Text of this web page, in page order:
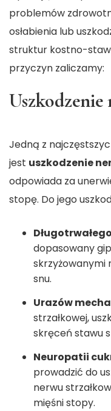
problemów
osłabienia lub
struktur kostno-
przyczyn zaliczamy:
Uszkodzenie
Jedną z
jest uszkodzenie
odpowiada za
stopę. Do jego
dopasowany
skrzyżowanymi
snu.
Urazów
strzałkowej,
skręceń stawu
Neuropatii
prowadzić do
nerwu
mięśni stopy.